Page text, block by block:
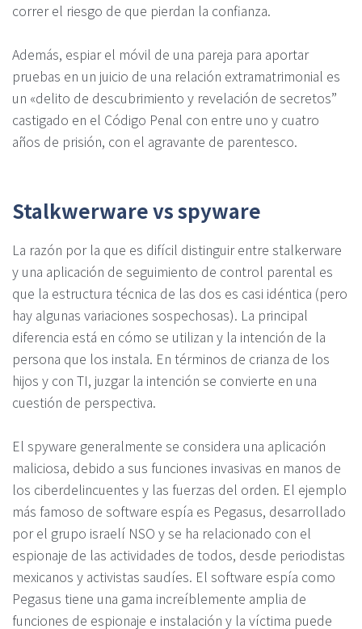
correr el riesgo de que pierdan la confianza.
Además, espiar el móvil de una pareja para aportar
pruebas en un juicio de una relación extramatrimonial es
un «delito de descubrimiento y revelación de secretos”
castigado en el Código Penal con entre uno y cuatro
años de prisión, con el agravante de parentesco.
Stalkwerware vs spyware
La razón por la que es difícil distinguir entre stalkerware
y una aplicación de seguimiento de control parental es
que la estructura técnica de las dos es casi idéntica (pero
hay algunas variaciones sospechosas). La principal
diferencia está en cómo se utilizan y la intención de la
persona que los instala. En términos de crianza de los
hijos y con TI, juzgar la intención se convierte en una
cuestión de perspectiva.
El spyware generalmente se considera una aplicación
maliciosa, debido a sus funciones invasivas en manos de
los ciberdelincuentes y las fuerzas del orden. El ejemplo
más famoso de software espía es Pegasus, desarrollado
por el grupo israelí NSO y se ha relacionado con el
espionaje de las actividades de todos, desde periodistas
mexicanos y activistas saudíes. El software espía como
Pegasus tiene una gama increíblemente amplia de
funciones de espionaje e instalación y la víctima puede